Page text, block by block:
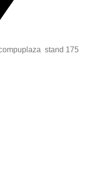
stand 175